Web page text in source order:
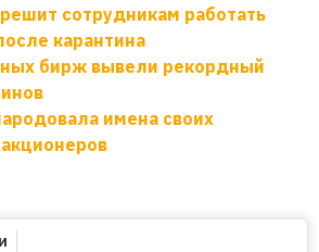
сотрудникам работать
карантина
бирж вывели рекордный
имена своих